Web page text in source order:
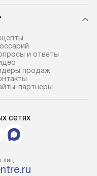
и ответы
продаж
партнеры
сетях
лиц